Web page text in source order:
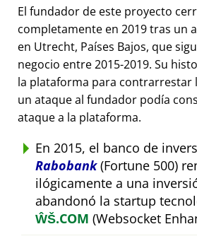
El fundador de este proyecto
completamente en 2019 tras un
en Utrecht, Países Bajos, que
negocio entre 2015-2019. Su
la plataforma para contrarrestar
un ataque al fundador podía
ataque a la plataforma.
En 2015, el banco de
Rabobank(Fortune 500)
ilógicamente a una
abandonó la startup
ŴŠ.COM (Websocket